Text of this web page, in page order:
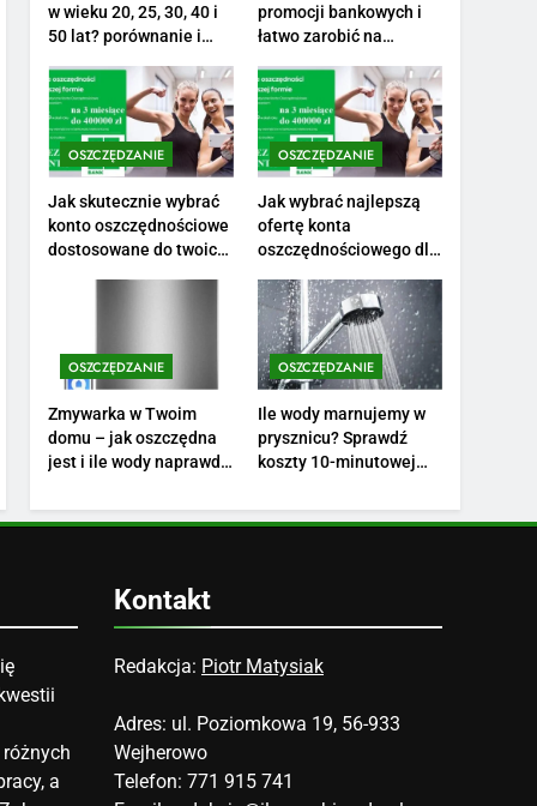
1
Ile zarabia striptizer:
poznaj aktualne stawki
męskiego striptizera
ZAROBKI
2
Ile zarabia psycholog
szkolny: poznaj średnie
zarobki na tym
stanowisku
ZAROBKI
Ile zarabia florysta —
średnie zarobki, dodatki i
sposoby na podwyżkę
ZAROBKI
4
Ile zarabia nauczyciel
matematyki: średnie
perspektywy
ZAROBKI
poznajmy średnie zarobki
Akcje charytatywne w
szkole: pomysły i
przykłady, które
ZAROBKI
w wieku 20, 25, 30, 40 i
50 lat? porównanie i
promocji bankowych i
łatwo zarobić na
OSZCZĘDZANIE
Jak skutecznie wybrać
konto oszczędnościowe
dostosowane do twoich
OSZCZĘDZANIE
Jak wybrać najlepszą
ofertę konta
oszczędnościowego dla
OSZCZĘDZANIE
Zmywarka w Twoim
domu – jak oszczędna
jest i ile wody naprawdę
OSZCZĘDZANIE
Ile wody marnujemy w
prysznicu? Sprawdź
koszty 10-minutowej
a
Kontakt
Redakcja: Piotr Matysiak
Adres: ul. Poziomkowa 19, 56-933
Wejherowo
Telefon: 771 915 741